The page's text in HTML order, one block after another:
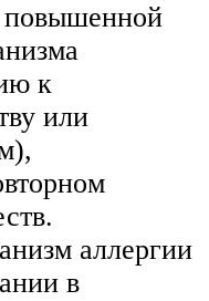
повышенной
к
или
аллергии
в